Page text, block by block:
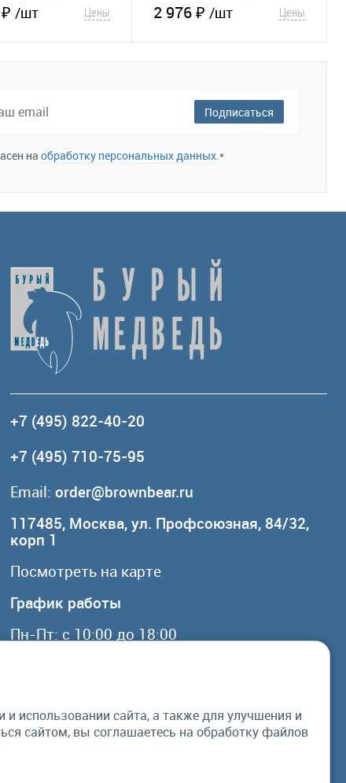
/шт Цены
В корзину
2 976 ₽/шт Цены
В корзину
В избранное Сравнение
Подписаться
на обработку персональных данных.*
+7 (495) 822-40-20
+7 (495) 710-75-95
Email: order@brownbear.ru
117485, Москва, ул. Профсоюзная, 84/32,
корп 1
Посмотреть на карте
График работы
Пн-Пт: с 10:00 до 18:00
© Бурый Медведь MMXXVI. Все права
защищены.
использовании сайта, а также для улучшения и
сайтом, вы соглашаетесь на обработку файлов